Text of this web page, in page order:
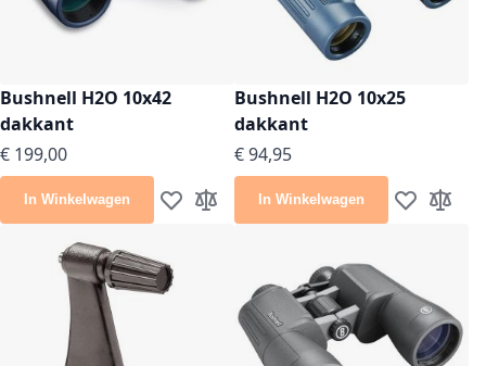
Bushnell H2O 10x42
dakkant
€ 199,00
In Winkelwagen Voeg toe aan verlanglijst
Toevoegen om te vergelijken
Bushnell H2O 10x25
dakkant
€ 94,95
In Winkelwagen Voeg toe